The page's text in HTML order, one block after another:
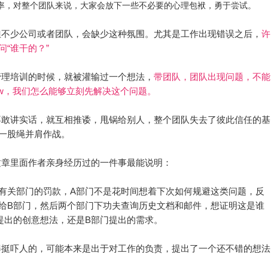
，对整个团队来说，大家会放下一些不必要的心理包袱，勇于尝试。
少公司或者团队，会缺少这种氛围。尤其是工作出现错误之后， 许
“谁干的？”
培训的时候，就被灌输过一个想法， 带团队，团队出现问题，不能
我们怎么能够立刻先解决这个问题。
讲实话，就互相推诿，甩锅给别人，整个团队失去了彼此信任的基
股绳并肩作战。
里面作者亲身经历过的一件事最能说明：
关部门的罚款，A部门不是花时间想着下次如何规避这类问题，反
B部门，然后两个部门下功夫查询历史文档和邮件，想证明这是谁
的创意想法，还是B部门提出的需求。
吓人的，可能本来是出于对工作的负责，提出了一个还不错的想法